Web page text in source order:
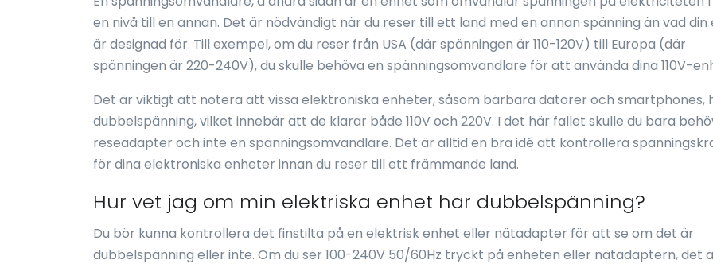
en nivå till en annan. Det är nödvändigt när du reser till ett land med en annan spänning än vad din
är designad för. Till exempel, om du reser från USA (där spänningen är 110-120V) till Europa (där
spänningen är 220-240V), du skulle behöva en spänningsomvandlare för att använda dina 110V-
Det är viktigt att notera att vissa elektroniska enheter, såsom bärbara datorer och smartphones,
dubbelspänning, vilket innebär att de klarar både 110V och 220V. I det här fallet skulle du bara
reseadapter och inte en spänningsomvandlare. Det är alltid en bra idé att kontrollera
för dina elektroniska enheter innan du reser till ett främmande land.
Hur vet jag om min elektriska enhet har dubbelspänning?
Du bör kunna kontrollera det finstilta på en elektrisk enhet eller nätadapter för att se om det är
dubbelspänning eller inte. Om du ser 100-240V 50/60Hz tryckt på enheten eller nätadaptern, det